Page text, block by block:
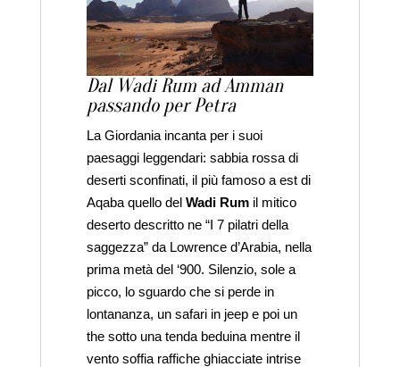
Dal Wadi Rum ad Amman
passando per Petra
La Giordania incanta per i suoi
paesaggi leggendari: sabbia rossa di
deserti sconfinati, il più famoso a est di
Aqaba quello del Wadi Rumil mitico
deserto descritto ne “I 7 pilatri della
saggezza” da Lowrence d’Arabia, nella
prima metà del ‘900. Silenzio, sole a
picco, lo sguardo che si perde in
lontananza, un safari in jeep e poi un
the sotto una tenda beduina mentre il
vento soffia raffiche ghiacciate intrise